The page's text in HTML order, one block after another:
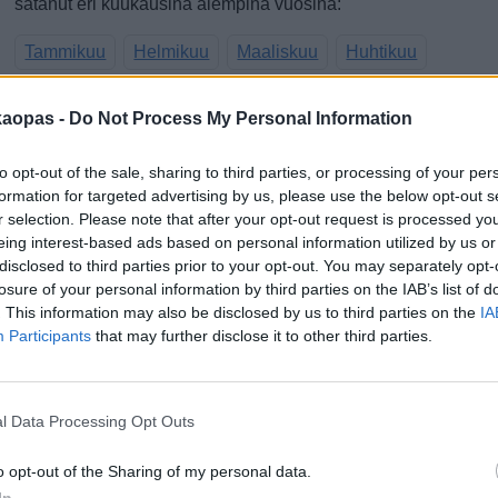
- Do Not Process My Personal Information
opt-out of the sale, sharing to third parties, or processing of your
for targeted advertising by us, please use the below opt-out
selection. Please note that after your opt-out request is processed
interest-based ads based on personal information utilized by us
to third parties prior to your opt-out. You may separately
of your personal information by third parties on the IAB’s list of
This information may also be disclosed by us to third parties on the
Participants that may further disclose it to other third parties.
Data Processing Opt Outs
opt-out of the Sharing of my personal data.
satanut eri kuukausina aiempina vuosina:
Tammikuu Helmikuu Maaliskuu Huhtikuu
Sateen todennäköisyys lähipäivinä (%),
ennuste
0 % 0 % 0 % 0 %